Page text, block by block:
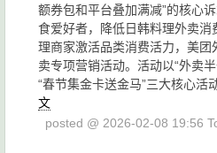
额券包和平台叠加满减”的核心
食爱好者，降低日韩料理外卖
理商家激活品类消费活力，美
卖专项营销活动。活动以“外卖
“春节集金卡送金马”三大核心活
文
posted @ 2026-02-08 19:56